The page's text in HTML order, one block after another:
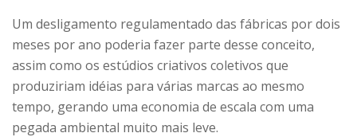
Um desligamento regulamentado das fábricas por dois
meses por ano poderia fazer parte desse conceito,
assim como os estúdios criativos coletivos que
produziriam idéias para várias marcas ao mesmo
tempo, gerando uma economia de escala com uma
pegada ambiental muito mais leve.